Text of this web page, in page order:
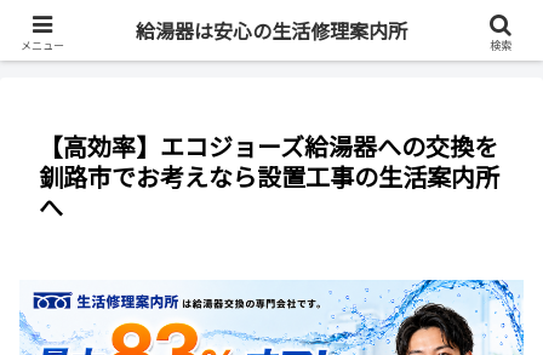
最短即日・全国対応・最大83%OFF
【高効率】エコジョーズ給湯器への交換を
釧路市でお考えなら設置工事の生活案内所
へ
メニュー
給湯器は安心の生活修理案内所
検索